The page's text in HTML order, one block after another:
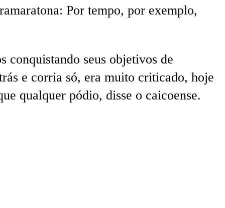
Por tempo, por exemplo,
conquistando seus objetivos de
e corria só, era muito criticado, hoje
qualquer pódio, disse o caicoense.